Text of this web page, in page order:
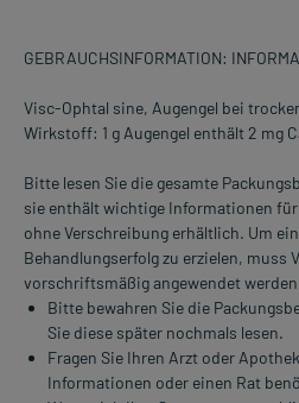
GEBRAUCHSINFORMATION:
Visc-Ophtal sine, Augengel bei
Wirkstoff: 1 g Augengel enthält 2 mg
Bitte lesen Sie die gesamte
sie enthält wichtige Informationen
ohne Verschreibung erhältlich. Um
Behandlungserfolg zu erzielen, muss
vorschriftsmäßig angewendet
Bitte bewahren Sie die
Sie diese später nochmals lesen.
Fragen Sie Ihren Arzt oder
Informationen oder einen Rat